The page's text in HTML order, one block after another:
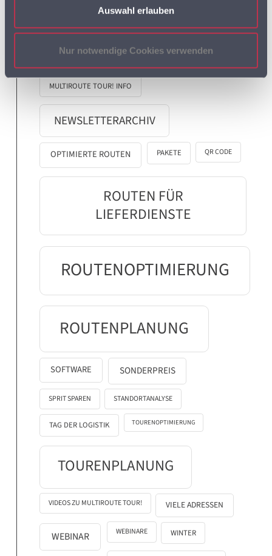
Auswahl erlauben
Nur notwendige Cookies verwenden
MULTIROUTE TOUR!
MULTIROUTE TOUR! INFO
NEWSLETTERARCHIV
OPTIMIERTE ROUTEN PAKETE QR CODE
ROUTEN FÜR
LIEFERDIENSTE
ROUTENOPTIMIERUNG
ROUTENPLANUNG
SOFTWARE SONDERPREIS
SPRIT SPAREN STANDORTANALYSE
TAG DER LOGISTIK TOURENOPTIMIERUNG
TOURENPLANUNG
VIDEOS ZU MULTIROUTE TOUR! VIELE ADRESSEN
WEBINAR WEBINARE WINTER